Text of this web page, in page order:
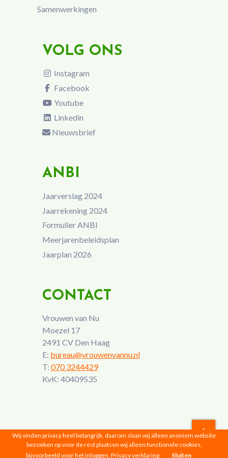
Samenwerkingen
VOLG ONS
Instagram
Facebook
Youtube
Linkedin
Nieuwsbrief
ANBI
Jaarverslag 2024
Jaarrekening 2024
Formulier ANBI
Meerjarenbeleidsplan
Jaarplan 2026
CONTACT
Vrouwen van Nu
Moezel 17
2491 CV Den Haag
E: bureau@vrouwenvannu.nl
T: 070 3244429
KvK: 40409535
Vrouwen van Nu © 2026 |Privacyverklaring
Wij vinden privacy heel belangrijk, daarom slaan wij alleen anoniem website
bezoeken op voor de rest plaatsen wij alleen functionele cookies,
bijvoorbeeld voor het inloggen. Privacy verklaring Sluiten